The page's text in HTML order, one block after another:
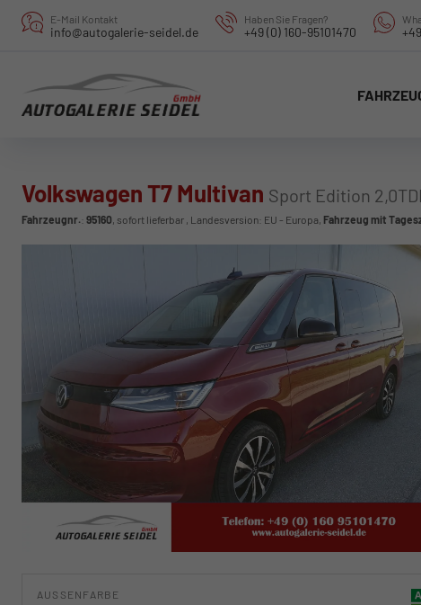
E-Mail Kontakt
info@autogalerie-seidel.de
Haben Sie Fragen?
+49 (0) 160-95101470
Volkswagen T7 Multivan Sport Edition
Fahrzeugnr.: 95160, sofort lieferbar , Landesversion: EU - Europa, Fahrzeug mit
AUSSENFARBE